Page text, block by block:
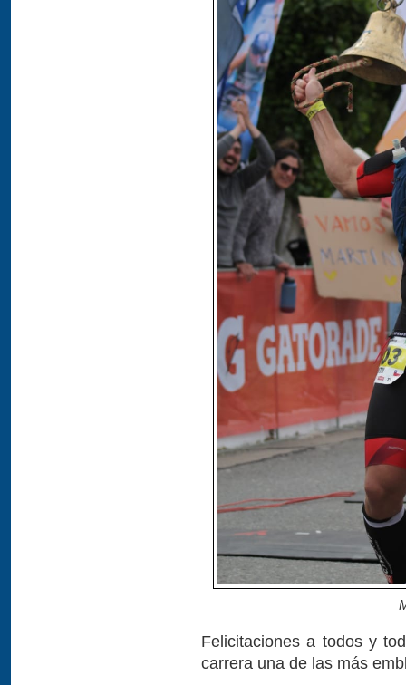
Felicitaciones a todos y
carrera una de las más